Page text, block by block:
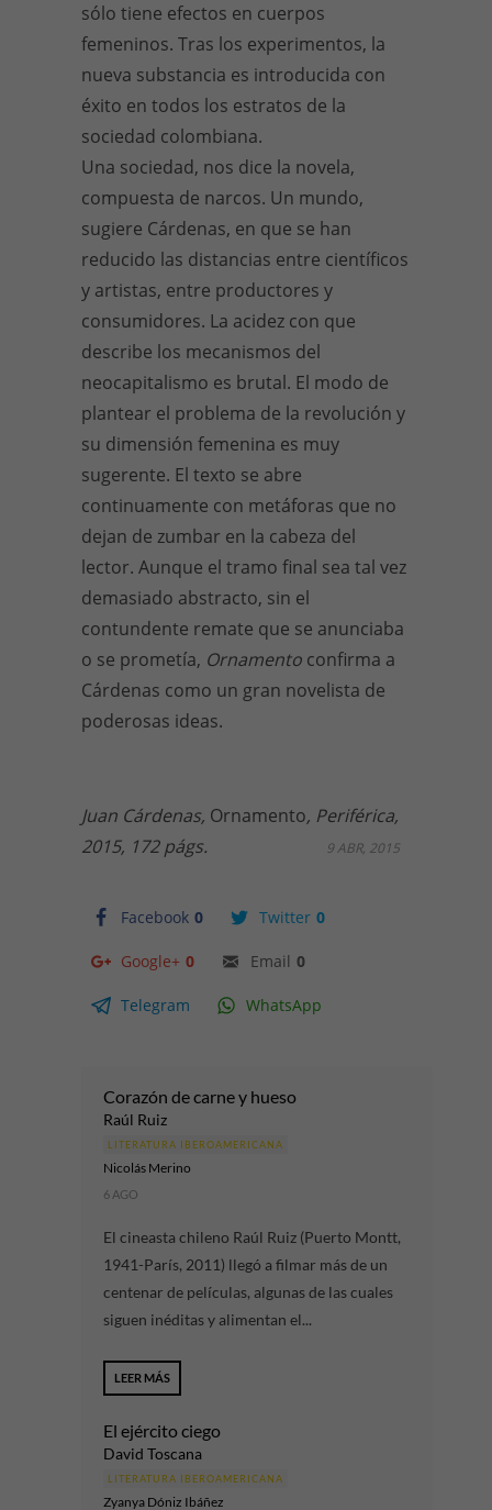
sólo tiene efectos en cuerpos
femeninos. Tras los experimentos, la
nueva substancia es introducida con
éxito en todos los estratos de la
sociedad colombiana.
Una sociedad, nos dice la novela,
compuesta de narcos. Un mundo,
sugiere Cárdenas, en que se han
reducido las distancias entre científicos
y artistas, entre productores y
consumidores. La acidez con que
describe los mecanismos del
neocapitalismo es brutal. El modo de
plantear el problema de la revolución y
su dimensión femenina es muy
sugerente. El texto se abre
continuamente con metáforas que no
dejan de zumbar en la cabeza del
lector. Aunque el tramo final sea tal vez
demasiado abstracto, sin el
contundente remate que se anunciaba
o se prometía, Ornamento confirma a
Cárdenas como un gran novelista de
poderosas ideas.
Juan Cárdenas, Ornamento, Periférica,
2015, 172 págs.
Facebook 0 Twitter 0
Google+ 0 Email 0
Telegram WhatsApp
9 ABR, 2015
Corazón de carne y hueso
Raúl Ruiz
LITERATURA IBEROAMERICANA
Nicolás Merino
6 AGO
El cineasta chileno Raúl Ruiz (Puerto Montt,
1941-París, 2011) llegó a filmar más de un
centenar de películas, algunas de las cuales
siguen inéditas y alimentan el...
LEER MÁS
El ejército ciego
David Toscana
LITERATURA IBEROAMERICANA
Zyanya Dóniz Ibáñez